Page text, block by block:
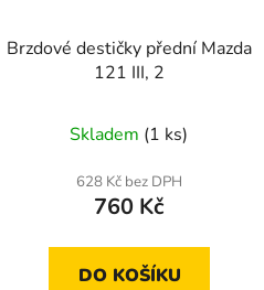
Brzdové destičky přední Mazda
121 III, 2
Skladem (1 ks)
628 Kč bez DPH
760 Kč
DO KOŠÍKU